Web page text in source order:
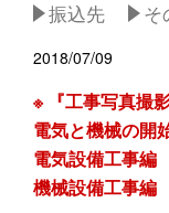
振込先
そ
2018/07/09
※ 『工事写真撮
電気と機械の開
電気設備工事
機械設備工事